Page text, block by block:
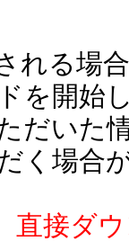
れる場
を開始
だいた
く場合
直接ダ